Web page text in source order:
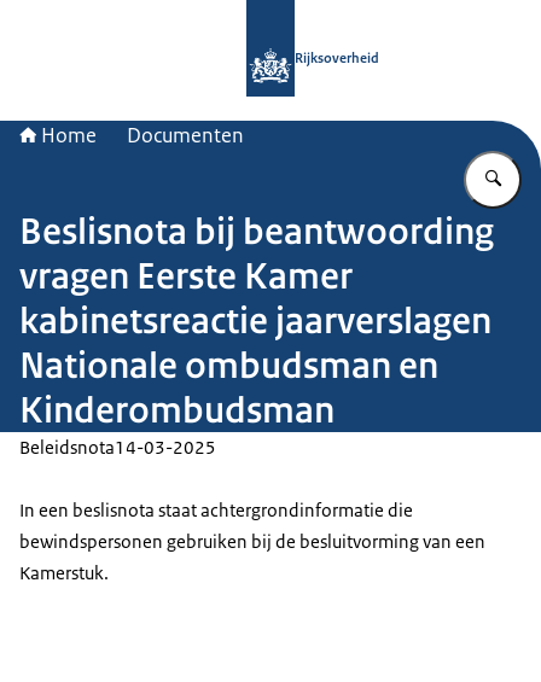
Rijksoverheid
Home Documenten
Beslisnota bij beantwoording
vragen Eerste Kamer
kabinetsreactie jaarverslagen
Nationale ombudsman en
Kinderombudsman
Beleidsnota14-03-2025
In een beslisnota staat achtergrondinformatie die
bewindspersonen gebruiken bij de besluitvorming van een
Kamerstuk.